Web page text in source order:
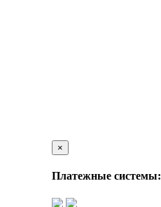
×
Платежные системы: